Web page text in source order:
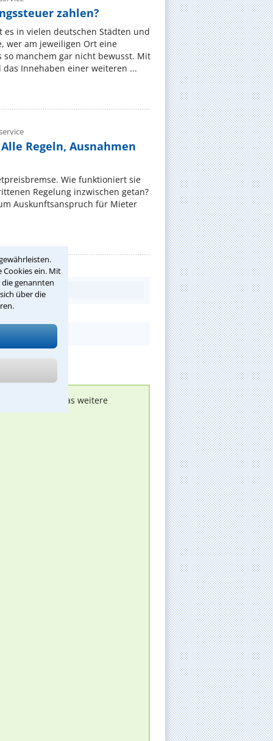
Cookies ein. Mit
genannten
über die
zahlen?
es in vielen deutschen Städten und
wer am jeweiligen Ort eine
manchem gar nicht bewusst. Mit
Innehaben einer weiteren ...
Regeln, Ausnahmen
Wie funktioniert sie
Regelung inzwischen getan?
Auskunftsanspruch für Mieter
melden, um das weitere